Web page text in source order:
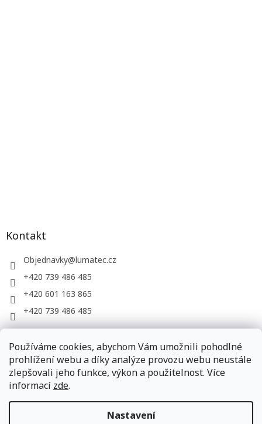
Používáme cookies, abychom Vám umožnili pohodlné
prohlížení webu a díky analýze provozu webu neustále
zlepšovali jeho funkce, výkon a použitelnost. Více
informací zde.
Nastavení
Kontakt
Objednavky@lumatec.cz
+420 739 486 485
+420 601 163 865
+420 739 486 485
LUMATEC, s.r.o. - web společnosti
Vytvořil Shoptet